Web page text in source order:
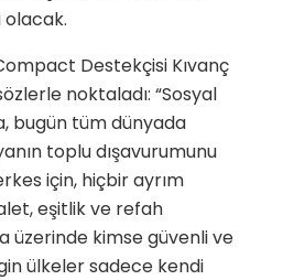
Destekçisi Kıvanç
noktaladı: “Sosyal
bugün tüm dünyada
toplu dışavurumunu
için, hiçbir ayrım
eşitlik ve refah
üzerinde kimse güvenli ve
ülkeler sadece kendi